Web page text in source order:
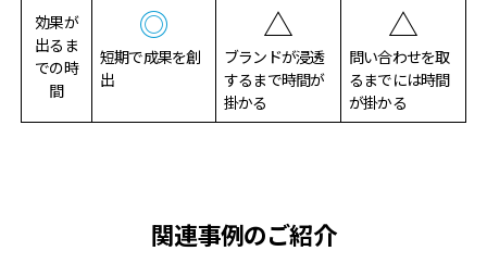
効果が
出るま
での時
間
◎
短期で成果を創
出
△
ブランドが浸透
するまで時間が
掛かる
△
問い合わせを取
るまでには時間
が掛かる
関連事例のご紹介